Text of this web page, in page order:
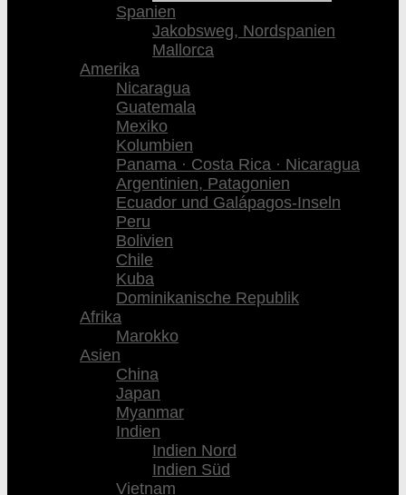
Spanien
Jakobsweg, Nordspanien
Mallorca
Amerika
Nicaragua
Guatemala
Mexiko
Kolumbien
Panama · Costa Rica · Nicaragua
Argentinien, Patagonien
Ecuador und Galápagos-Inseln
Peru
Bolivien
Chile
Kuba
Dominikanische Republik
Afrika
Marokko
Asien
China
Japan
Myanmar
Indien
Indien Nord
Indien Süd
Vietnam